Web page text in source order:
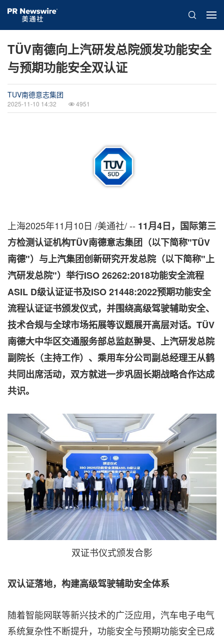
TÜV南德向上汽研发总院颁发功能安全
与预期功能安全双认证
TUV南德意志集团
2025-11-10 14:32 4951
上海2025年11月10日 /美通社/ -- 11月4日， 国际第三
方检测认证机构TÜV南德意志集团（以下简称"TÜV
南德"）与上汽集团创新研究开发总院（以下简称"上
汽研发总院"）举行ISO 26262:2018功能安全流程
ASIL D级认证证书及ISO 21448:2022预期功能安全
流程认证证书颁发仪式，并围绕高级驾驶辅助安全、
技术合规与全球市场拓展等议题展开高层对话。 TÜV
南德大中华区交通服务部总监赵翀旻、 上汽研发总院
副院长（主持工作）、乘用车分公司副总经理王从鹤
共同出席活动，双方就进一步巩固长期战略合作达成
共识。
双证书仪式颁发合影
双认证落地，构建高级驾驶辅助安全体系
随着智能网联等新兴技术的广泛应用，汽车电子电气
系统复杂性不断提升，功能安全与预期功能安全已成